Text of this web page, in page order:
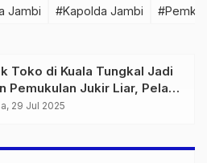
Jambi #Kapolda Jambi
Toko di Kuala Tungkal Jadi
Pemukulan Jukir Liar, Pelaku
Massa
29 Jul 2025